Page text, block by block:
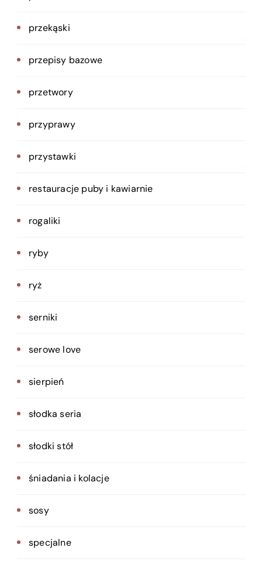
przekąski
przepisy bazowe
przetwory
przyprawy
przystawki
restauracje puby i kawiarnie
rogaliki
ryby
ryż
serniki
serowe love
sierpień
słodka seria
słodki stół
śniadania i kolacje
sosy
specjalne